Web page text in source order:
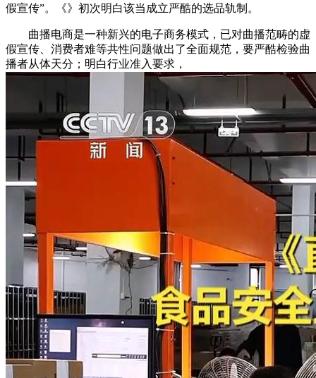
假宣传”。《》初次明白该当成立严酷的选品轨制。
曲播电商是一种新兴的电子商务模式，已对曲播范畴的虚
假宣传、消费者难等共性问题做出了全面规范，要严酷检验曲
播者从体天分；明白行业准入要求，